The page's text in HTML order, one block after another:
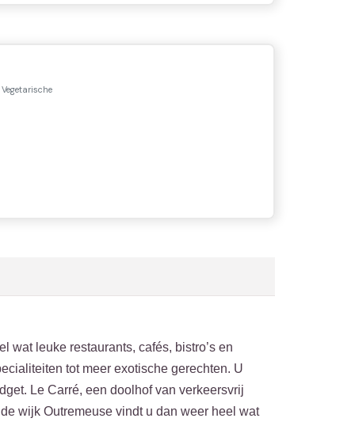
wat leuke restaurants, cafés, bistro’s en
tot meer exotische gerechten. U
Le Carré, een doolhof van verkeersvrij
wijk Outremeuse vindt u dan weer heel wat